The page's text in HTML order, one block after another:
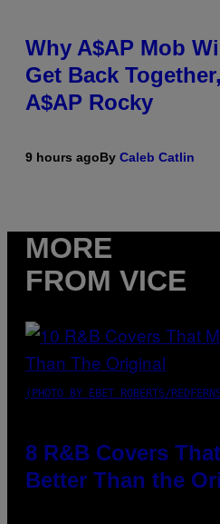
Why A$AP Mob
Get Back
A$AP Rocky
9 hours agoBy Caleb Catlin
MORE
FROM VICE
(PHOTO BY EBET ROBERTS/
8 R&B Covers
Better Than the